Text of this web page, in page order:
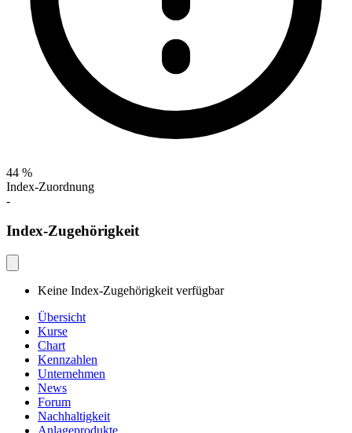
44 %
Index-Zuordnung
-
Index-Zugehörigkeit
Keine Index-Zugehörigkeit verfügbar
Übersicht
Kurse
Chart
Kennzahlen
Unternehmen
News
Forum
Nachhaltigkeit